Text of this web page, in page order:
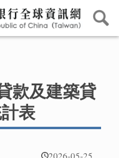
款及建築貸
表
2026-05-25